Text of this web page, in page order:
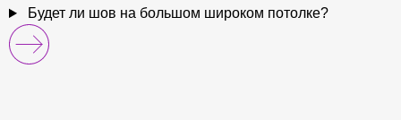
Будет ли шов на большом широком потолке?